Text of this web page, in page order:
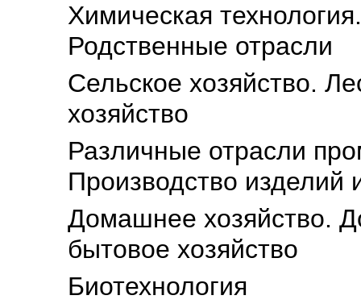
Химическая
Родственные отрасли
Сельское хозяйство.
хозяйство
Различные отрасли
Производство изделий
Домашнее хозяйство.
бытовое хозяйство
Биотехнология